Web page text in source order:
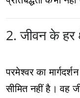
2. जीवन के हर
परमेश्वर का
सीमित नहीं है। वह